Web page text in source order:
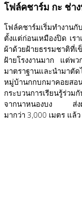
โฟล์คชาร์ม กะ ช่า
โฟล์คชาร์มเริ่มทำงา
ตั้งแต่ก่อนเหมืองปิด เร
ผ้าด้วยฝ้ายธรรมชาติที่เ
ฝ้ายโรงงานมาก แต่พว
มาตราฐานและนำมา
หมู่บ้านกกบกมาคอยส
กระบวนการเรียนรู้ร่
จากนาหนองบง ส่งผ้า
มากว่า 3,000 เมตร แล้ว